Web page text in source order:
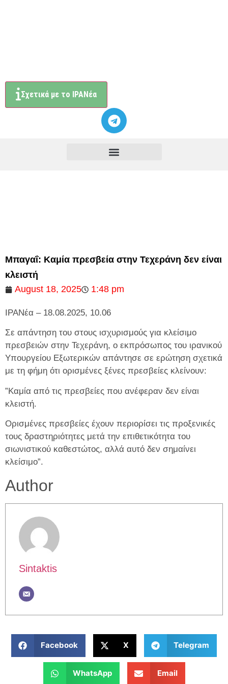
Σχετικά με το ΙΡΑΝέα
Μπαγαΐ: ️Καμία πρεσβεία στην Τεχεράνη δεν είναι
κλειστή
August 18, 2025
1:48 pm
ΙΡΑΝέα – 18.08.2025, 10.06
Σε απάντηση του στους ισχυρισμούς για κλείσιμο
πρεσβειών στην Τεχεράνη, ο εκπρόσωπος του ιρανικού
Υπουργείου Εξωτερικών απάντησε σε ερώτηση σχετικά
με τη φήμη ότι ορισμένες ξένες πρεσβείες κλείνουν:
️”Καμία από τις πρεσβείες που ανέφεραν δεν είναι
κλειστή.
Ορισμένες πρεσβείες έχουν περιορίσει τις προξενικές
τους δραστηριότητες μετά την επιθετικότητα του
σιωνιστικού καθεστώτος, αλλά αυτό δεν σημαίνει
κλείσιμο”.
Author
Sintaktis
Facebook X Telegram
WhatsApp Email